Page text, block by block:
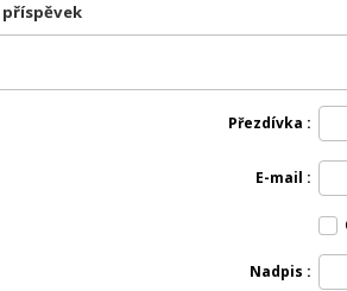
příspěvek
Přezdívka
E-mail
Nadpis